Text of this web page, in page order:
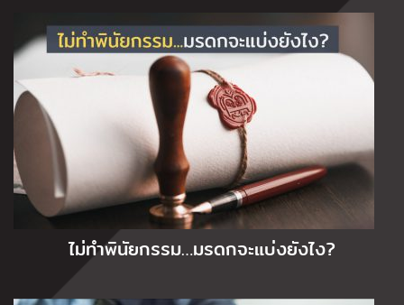
ไม่ทำพินัยกรรม…มรดกจะแบ่งยังไง?